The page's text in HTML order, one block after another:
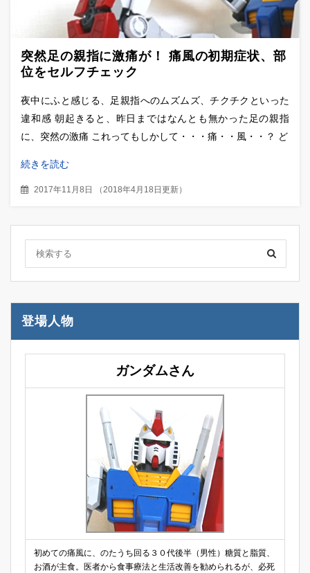
突然足の親指に激痛が！ 痛風の初期症状、部
位をセルフチェック
夜中にふと感じる、足親指へのムズムズ、チクチクといった
違和感 朝起きると、昨日まではなんとも無かった足の親指
に、突然の激痛 これってもしかして・・・痛・・風・・？ ど
続きを読む
2017年11月8日 （2018年4月18日更新）
登場人物
ガンダムさん
初めての痛風に、のたうち回る３０代後半（男性）糖質と脂質、
お酒が主食。医者から食事療法と生活改善を勧められるが、必死